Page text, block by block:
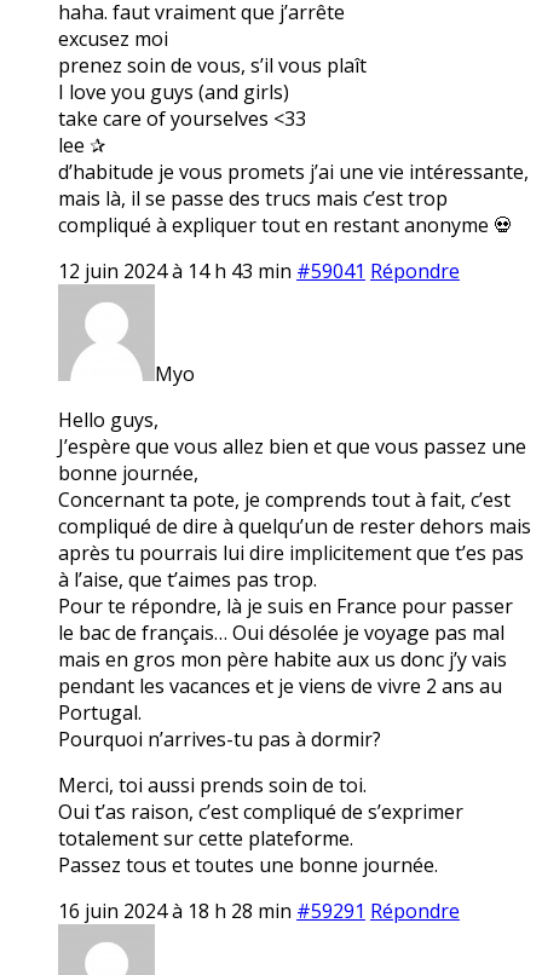
haha. faut vraiment que j’arrête
excusez moi
prenez soin de vous, s’il vous plaît
I love you guys (and girls)
take care of yourselves <33
lee ✰
d’habitude je vous promets j’ai une vie intéressante,
mais là, il se passe des trucs mais c’est trop
compliqué à expliquer tout en restant anonyme 💀
12 juin 2024 à 14 h 43 min #59041 Répondre
Myo
Hello guys,
J’espère que vous allez bien et que vous passez une
bonne journée,
Concernant ta pote, je comprends tout à fait, c’est
compliqué de dire à quelqu’un de rester dehors mais
après tu pourrais lui dire implicitement que t’es pas
à l’aise, que t’aimes pas trop.
Pour te répondre, là je suis en France pour passer
le bac de français… Oui désolée je voyage pas mal
mais en gros mon père habite aux us donc j’y vais
pendant les vacances et je viens de vivre 2 ans au
Portugal.
Pourquoi n’arrives-tu pas à dormir?
Merci, toi aussi prends soin de toi.
Oui t’as raison, c’est compliqué de s’exprimer
totalement sur cette plateforme.
Passez tous et toutes une bonne journée.
16 juin 2024 à 18 h 28 min #59291 Répondre